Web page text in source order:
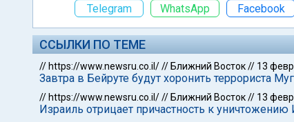
Telegram
WhatsApp Facebook
ССЫЛКИ ПО ТЕМЕ
// https://www.newsru.co.il/// Ближний Восток// 13
Завтра в Бейруте будут хоронить террориста
// https://www.newsru.co.il/// Ближний Восток// 13
Израиль отрицает причастность к